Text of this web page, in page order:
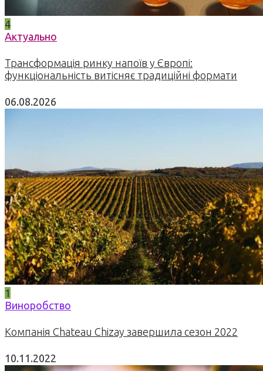
4
Актуально
Трансформація ринку напоїв у Європі:
функціональність витісняє традиційні формати
06.08.2026
1
Виноробство
Компанія Chateau Chizay завершила сезон 2022
10.11.2022